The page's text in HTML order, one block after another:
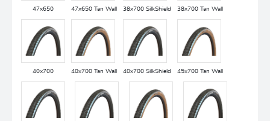
47x650 47x650 Tan Wall 38x700 SilkShield 38x700 Tan Wall
40x700 40x700 Tan Wall 40x700 SilkShield 45x700 Tan Wall